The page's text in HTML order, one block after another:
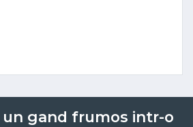
gand frumos intr-o